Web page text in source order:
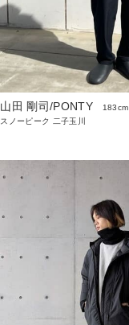
山田 剛司/PONTY
183cm
スノーピーク 二子玉川